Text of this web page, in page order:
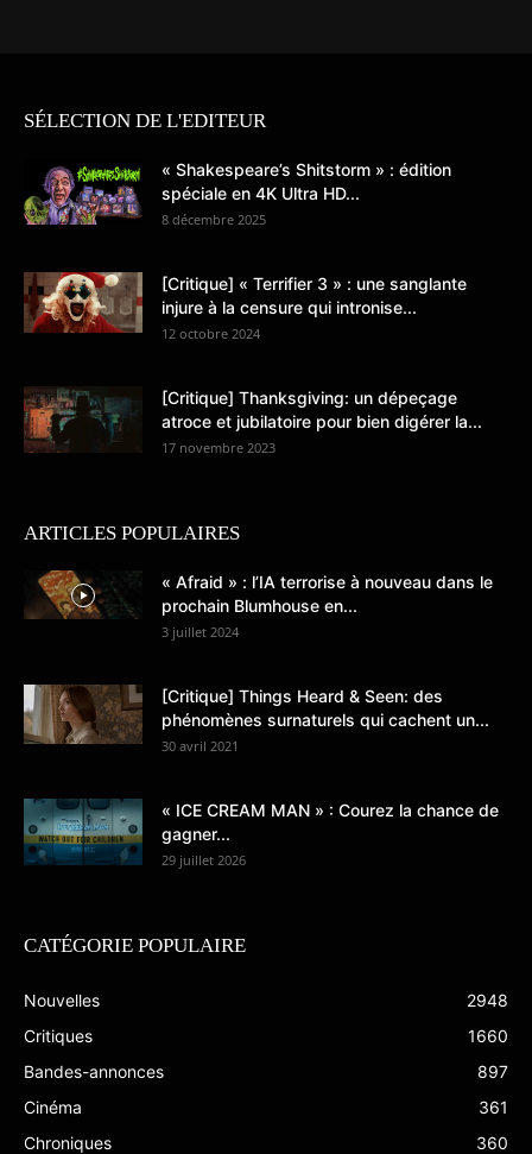
SÉLECTION DE L'EDITEUR
« Shakespeare’s Shitstorm » : édition
spéciale en 4K Ultra HD...
8 décembre 2025
[Critique] « Terrifier 3 » : une sanglante
injure à la censure qui intronise...
12 octobre 2024
[Critique] Thanksgiving: un dépeçage
atroce et jubilatoire pour bien digérer la...
17 novembre 2023
ARTICLES POPULAIRES
« Afraid » : l’IA terrorise à nouveau dans le
prochain Blumhouse en...
3 juillet 2024
[Critique] Things Heard & Seen: des
phénomènes surnaturels qui cachent un...
30 avril 2021
« ICE CREAM MAN » : Courez la chance de
gagner...
29 juillet 2026
CATÉGORIE POPULAIRE
Nouvelles
2948
Critiques
1660
Bandes-annonces
897
Cinéma
361
Chroniques
360